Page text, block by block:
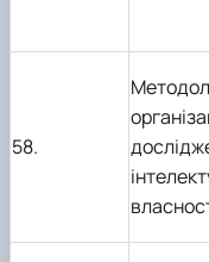
58.